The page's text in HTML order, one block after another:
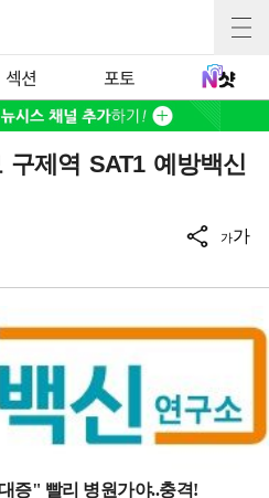
섹션 포토
제역 SAT1 예방백신
가가